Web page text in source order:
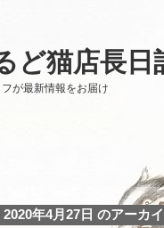
ど猫店長日
が最新情報をお届け
2020年4月27日 のアーカ